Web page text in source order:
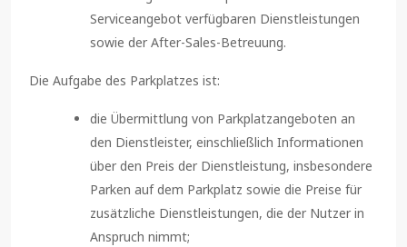
Serviceangebot verfügbaren Dienstleistungen
sowie der After-Sales-Betreuung.
Die Aufgabe des Parkplatzes ist:
die Übermittlung von Parkplatzangeboten an
den Dienstleister, einschließlich Informationen
über den Preis der Dienstleistung, insbesondere
Parken auf dem Parkplatz sowie die Preise für
zusätzliche Dienstleistungen, die der Nutzer in
Anspruch nimmt;